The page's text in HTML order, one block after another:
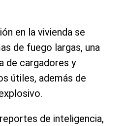
en la vivienda se
de fuego largas, una
de cargadores y
útiles, además de
de inteligencia,